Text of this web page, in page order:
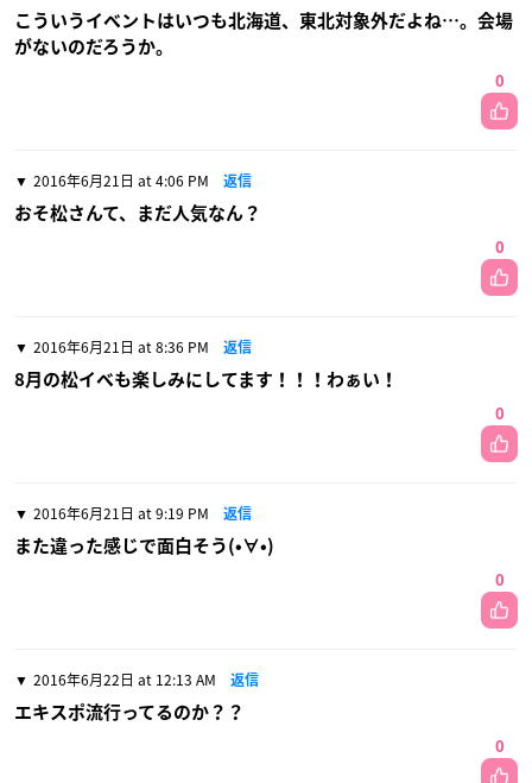
こういうイベントはいつも北海道、東北対象外だよね…。会場
がないのだろうか。
0
2016年6月21日 at 4:06 PM 返信
おそ松さんて、まだ人気なん？
0
2016年6月21日 at 8:36 PM 返信
8月の松イベも楽しみにしてます！！！わぁい！
0
2016年6月21日 at 9:19 PM 返信
また違った感じで面白そう(•∀•)
0
2016年6月22日 at 12:13 AM 返信
エキスポ流行ってるのか？？
0